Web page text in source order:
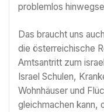
problemlos
Das braucht uns
die österreichische
Amtsantritt zum
Israel Schulen,
Wohnhäuser und
gleichmachen kann,